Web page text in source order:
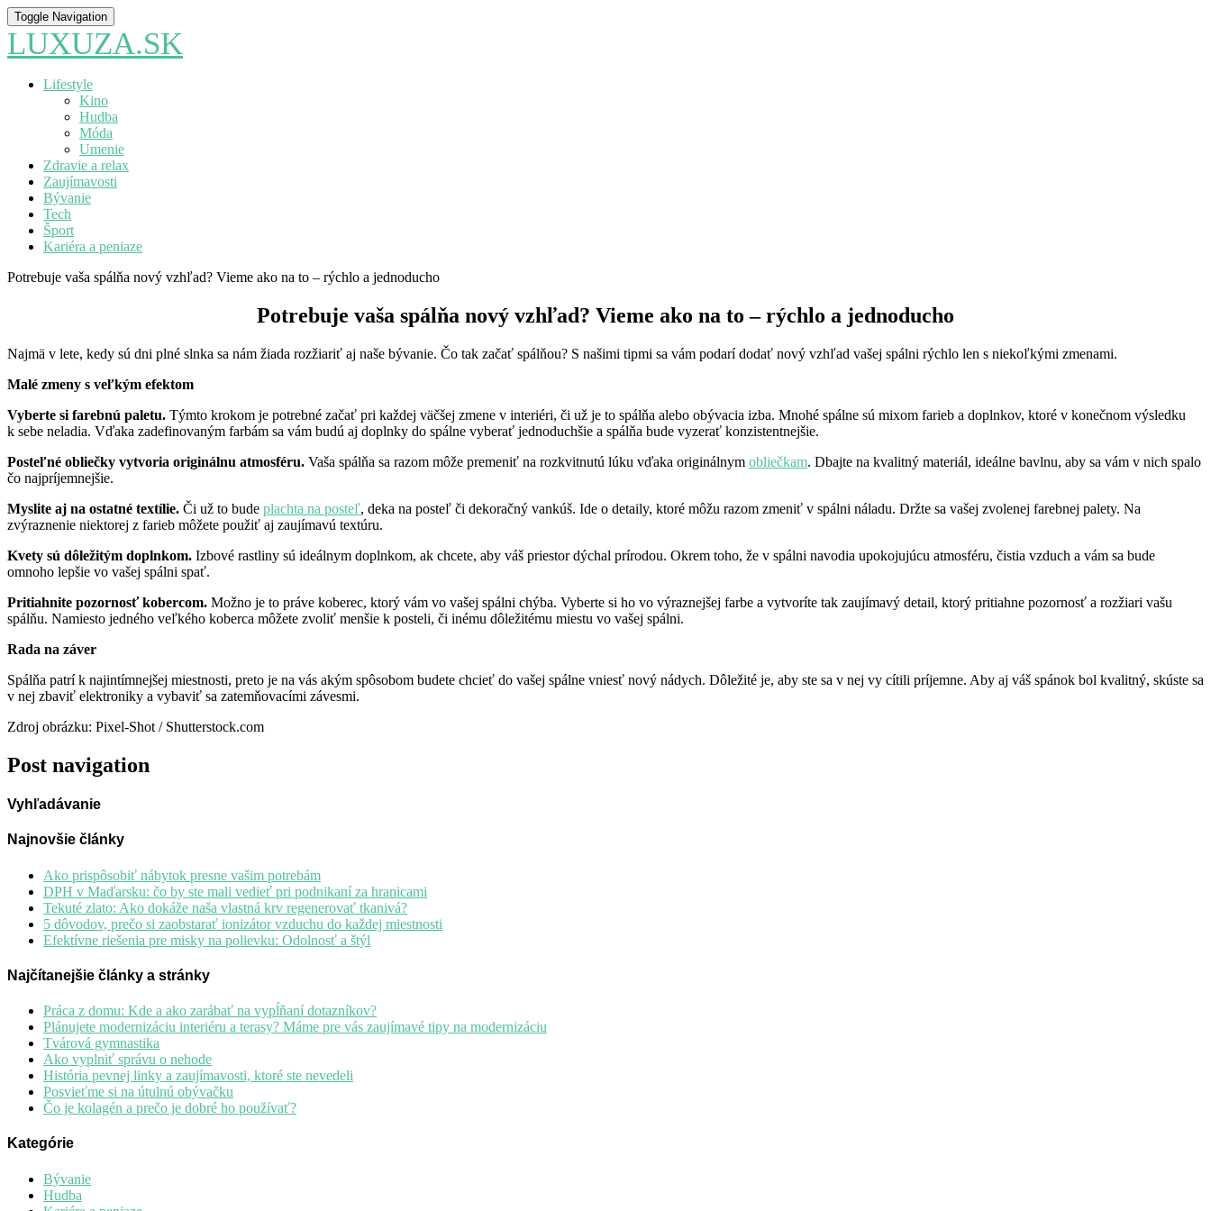
Toggle Navigation
LUXUZA.SK
Lifestyle
Kino
Hudba
Móda
Umenie
Zdravie a relax
Zaujímavosti
Bývanie
Tech
Šport
Kariéra a peniaze
Potrebuje vaša spálňa nový vzhľad? Vieme ako na to – rýchlo a jednoducho
Potrebuje vaša spálňa nový vzhľad? Vieme ako na to – rýchlo a jednoducho
Najmä v lete, kedy sú dni plné slnka sa nám žiada rozžiariť aj naše bývanie. Čo tak začať spálňou? S našimi tipmi sa vám podarí dodať nový vzhľad vašej spálni rýchlo len s niekoľkými zmenami.
Malé zmeny s veľkým efektom
Vyberte si farebnú paletu. Týmto krokom je potrebné začať pri každej väčšej zmene v interiéri, či už je to spálňa alebo obývacia izba. Mnohé spálne sú mixom farieb a doplnkov, ktoré v konečnom výsledku
k sebe neladia. Vďaka zadefinovaným farbám sa vám budú aj doplnky do spálne vyberať jednoduchšie a spálňa bude vyzerať konzistentnejšie.
Posteľné obliečky vytvoria originálnu atmosféru. Vaša spálňa sa razom môže premeniť na rozkvitnutú lúku vďaka originálnym obliečkam. Dbajte na kvalitný materiál, ideálne bavlnu, aby sa vám v nich spalo
čo najpríjemnejšie.
Myslite aj na ostatné textílie. Či už to bude plachta na posteľ, deka na posteľ či dekoračný vankúš. Ide o detaily, ktoré môžu razom zmeniť v spálni náladu. Držte sa vašej zvolenej farebnej palety. Na
zvýraznenie niektorej z farieb môžete použiť aj zaujímavú textúru.
Kvety sú dôležitým doplnkom. Izbové rastliny sú ideálnym doplnkom, ak chcete, aby váš priestor dýchal prírodou. Okrem toho, že v spálni navodia upokojujúcu atmosféru, čistia vzduch a vám sa bude
omnoho lepšie vo vašej spálni spať.
Pritiahnite pozornosť kobercom. Možno je to práve koberec, ktorý vám vo vašej spálni chýba. Vyberte si ho vo výraznejšej farbe a vytvoríte tak zaujímavý detail, ktorý pritiahne pozornosť a rozžiari vašu
spálňu. Namiesto jedného veľkého koberca môžete zvoliť menšie k posteli, či inému dôležitému miestu vo vašej spálni.
Rada na záver
Spálňa patrí k najintímnejšej miestnosti, preto je na vás akým spôsobom budete chcieť do vašej spálne vniesť nový nádych. Dôležité je, aby ste sa v nej vy cítili príjemne. Aby aj váš spánok bol kvalitný, skúste sa
v nej zbaviť elektroniky a vybaviť sa zatemňovacími závesmi.
Zdroj obrázku: Pixel-Shot / Shutterstock.com
Post navigation
Vyhľadávanie
Najnovšie články
Ako prispôsobiť nábytok presne vašim potrebám
DPH v Maďarsku: čo by ste mali vedieť pri podnikaní za hranicami
Tekuté zlato: Ako dokáže naša vlastná krv regenerovať tkanivá?
5 dôvodov, prečo si zaobstarať ionizátor vzduchu do každej miestnosti
Efektívne riešenia pre misky na polievku: Odolnosť a štýl
Najčítanejšie články a stránky
Práca z domu: Kde a ako zarábať na vypĺňaní dotazníkov?
Plánujete modernizáciu interiéru a terasy? Máme pre vás zaujímavé tipy na modernizáciu
Tvárová gymnastika
Ako vyplniť správu o nehode
História pevnej linky a zaujímavosti, ktoré ste nevedeli
Posvieťme si na útulnú obývačku
Čo je kolagén a prečo je dobré ho používať?
Kategórie
Bývanie
Hudba